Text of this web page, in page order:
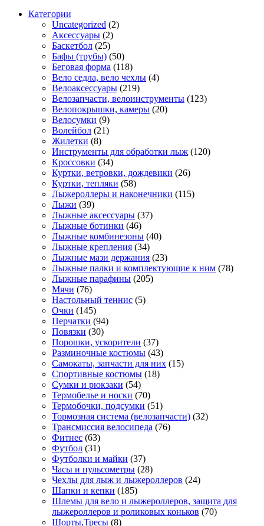
Категории
Uncategorized (2)
Аксессуары (2)
Баскетбол (25)
Бафы (трубы) (50)
Беговая форма (118)
Вело седла, вело чехлы (4)
Велоаксессуары (219)
Велозапчасти, велоинструменты (123)
Велопокрышки, камеры (20)
Велосумки (9)
Волейбол (21)
Жилетки (8)
Инструменты для обработки лыж (120)
Кроссовки (34)
Куртки, ветровки, дождевики (26)
Куртки, тепляки (58)
Лыжероллеры и наконечники (115)
Лыжи (39)
Лыжные аксессуары (37)
Лыжные ботинки (46)
Лыжные комбинезоны (40)
Лыжные крепления (34)
Лыжные мази держания (23)
Лыжные палки и комплектующие к ним (78)
Лыжные парафины (205)
Мячи (76)
Настольный теннис (5)
Очки (145)
Перчатки (94)
Повязки (30)
Порошки, ускорители (37)
Разминочные костюмы (43)
Самокаты, запчасти для них (15)
Спортивные костюмы (18)
Сумки и рюкзаки (54)
Термобелье и носки (70)
Термобочки, подсумки (51)
Тормозная система (велозапчасти) (32)
Трансмиссия велосипеда (76)
Фитнес (63)
Футбол (31)
Футболки и майки (37)
Часы и пульсометры (28)
Чехлы для лыж и лыжероллеров (24)
Шапки и кепки (185)
Шлемы для вело и лыжероллеров, защита для
лыжероллеров и роликовых коньков (70)
Шорты,Тресы (8)